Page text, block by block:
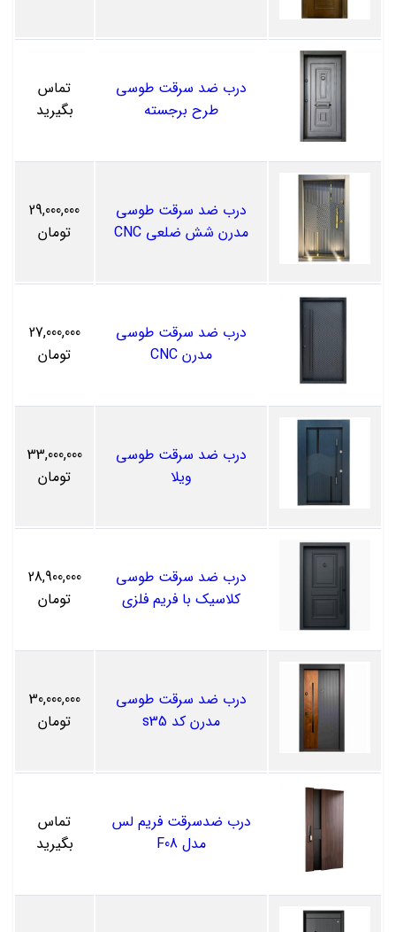
درب ضد سرقت طوسی
طرح برجسته
تماس
بگیرید
درب ضد سرقت طوسی
مدرن شش ضلعی CNC
29,000,000
تومان
درب ضد سرقت طوسی
مدرن CNC
27,000,000
تومان
درب ضد سرقت طوسی
ویلا
33,000,000
تومان
درب ضد سرقت طوسی
کلاسیک با فریم فلزی
28,900,000
تومان
درب ضد سرقت طوسی
مدرن کد s35
30,000,000
تومان
درب ضدسرقت فریم لس
مدل F08
تماس
بگیرید